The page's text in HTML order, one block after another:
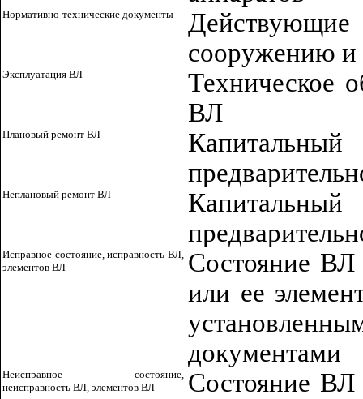
Нормативно-технические документы
сооружению и
Эксплуатация ВЛ
Техническое
ВЛ
Плановый ремонт ВЛ
Неплановый ремонт ВЛ
Исправное состояние, исправность ВЛ,
элементов ВЛ
Состояние
или ее
документами
Неисправное состояние,
неисправность ВЛ, элементов ВЛ
Состояние